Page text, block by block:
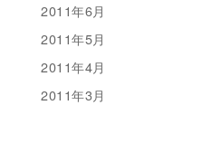
2011年6月
2011年5月
2011年4月
2011年3月